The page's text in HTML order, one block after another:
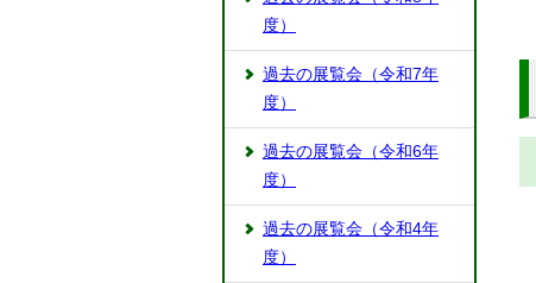
度）
過去の展覧会（令和7年
度）
過去の展覧会（令和6年
度）
過去の展覧会（令和4年
度）